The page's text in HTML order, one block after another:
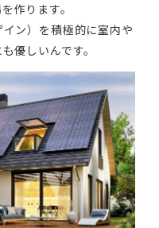
作ります。
ン）を積極的に室内や
優しいんです。